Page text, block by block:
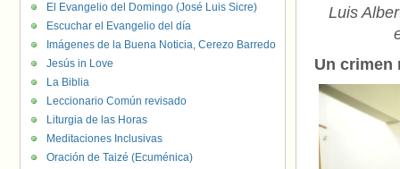
Luis
Un crimen
El Evangelio del Domingo (José Luis Sicre)
Escuchar el Evangelio del día
Imágenes de la Buena Noticia, Cerezo Barredo
Jesús in Love
La Biblia
Leccionario Común revisado
Liturgia de las Horas
Meditaciones Inclusivas
Oración de Taizé (Ecuménica)